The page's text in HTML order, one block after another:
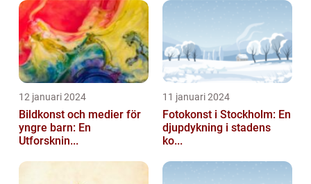
12 januari 2024
Bildkonst och medier för
yngre barn: En
Utforsknin...
11 januari 2024
Fotokonst i Stockholm: En
djupdykning i stadens
ko...